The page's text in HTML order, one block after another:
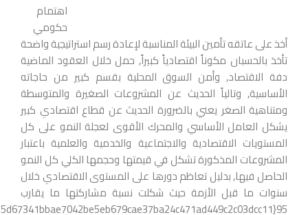
اهتمام
حكومي
أخذ على عاتقه تأمين البيئة المناسبة لإعادة رسم استراتيجية واضحة
تأخذ بالحسبان مكوناً اقتصادياً كبيراً, حمل خلال العقود الماضية
دفة الاقتصاد, وأمن السوق المحلية بقسم كبير من حاجاته
الأساسية, وتالياً الحديث عن المشروعات الصغيرة والمتوسطة
ومتناهية الصغر يعني بالضرورة الحديث عن قطاع اقتصادي كبير
يشكل العامل الأساسي والمحرك الأقوى لعجلة النمو على كل
المستويات الاقتصادية والاجتماعية والخدمية والعلمية باعتبار
المشروعات المذكورة تشكل في قيمتها وحجمها الكلي كل النمو
الحاصل فيها, بدليل تعاظم دورها على المستوى الاقتصادي خلال
سنوات ما قبل الأزمة حيث شكلت نسبة مشاركتها ما يقارب